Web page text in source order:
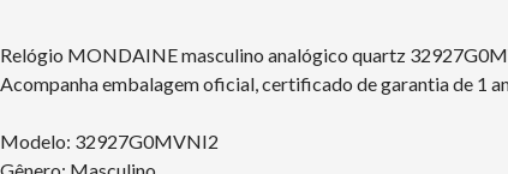
Relógio MONDAINE masculino analógico quartz
Acompanha embalagem oficial, certificado de garantia de 1
Modelo: 32927G0MVNI2